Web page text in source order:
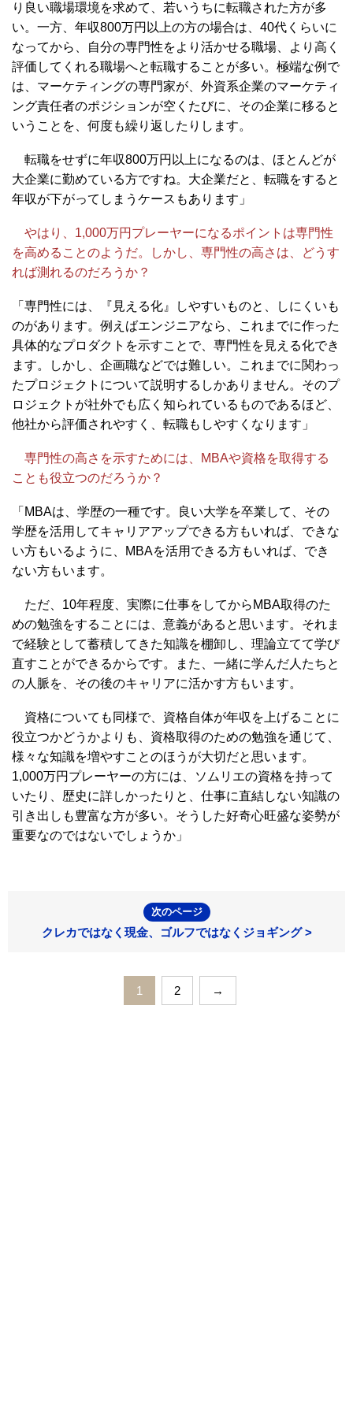
り良い職場環境を求めて、若いうちに転職された方が多
い。一方、年収800万円以上の方の場合は、40代くらいに
なってから、自分の専門性をより活かせる職場、より高く
評価してくれる職場へと転職することが多い。極端な例で
は、マーケティングの専門家が、外資系企業のマーケティ
ング責任者のポジションが空くたびに、その企業に移ると
いうことを、何度も繰り返したりします。
転職をせずに年収800万円以上になるのは、ほとんどが
大企業に勤めている方ですね。大企業だと、転職をすると
年収が下がってしまうケースもあります」
やはり、1,000万円プレーヤーになるポイントは専門性
を高めることのようだ。しかし、専門性の高さは、どうす
れば測れるのだろうか？
「専門性には、『見える化』しやすいものと、しにくいも
のがあります。例えばエンジニアなら、これまでに作った
具体的なプロダクトを示すことで、専門性を見える化でき
ます。しかし、企画職などでは難しい。これまでに関わっ
たプロジェクトについて説明するしかありません。そのプ
ロジェクトが社外でも広く知られているものであるほど、
他社から評価されやすく、転職もしやすくなります」
専門性の高さを示すためには、MBAや資格を取得する
ことも役立つのだろうか？
「MBAは、学歴の一種です。良い大学を卒業して、その
学歴を活用してキャリアアップできる方もいれば、できな
い方もいるように、MBAを活用できる方もいれば、でき
ない方もいます。
ただ、10年程度、実際に仕事をしてからMBA取得のた
めの勉強をすることには、意義があると思います。それま
で経験として蓄積してきた知識を棚卸し、理論立てて学び
直すことができるからです。また、一緒に学んだ人たちと
の人脈を、その後のキャリアに活かす方もいます。
資格についても同様で、資格自体が年収を上げることに
役立つかどうかよりも、資格取得のための勉強を通じて、
様々な知識を増やすことのほうが大切だと思います。
1,000万円プレーヤーの方には、ソムリエの資格を持って
いたり、歴史に詳しかったりと、仕事に直結しない知識の
引き出しも豊富な方が多い。そうした好奇心旺盛な姿勢が
重要なのではないでしょうか」
次のページ
クレカではなく現金、ゴルフではなくジョギング >
1 2 →